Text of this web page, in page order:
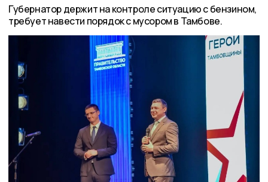
Губернатор держит на контроле ситуацию с бензином,
требует навести порядок с мусором в Тамбове.